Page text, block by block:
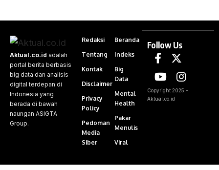
Aktual.co.id adalah
portal berita berbasis
big data dan analisis
digital terdepan di
Indonesia yang
berada di bawah
naungan ASIGTA
Group.
Redaksi
Tentang
Kontak
Disclaimer
Privacy
Policy
Pedoman
Media
Siber
Beranda
Indeks
Big
Data
Mental
Health
Pakar
Menulis
Viral
Follow Us
Copyright 2025 –
Aktual.co.id